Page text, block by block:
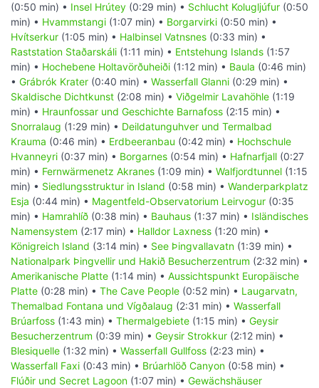
(0:50 min) • Insel Hrútey (0:29 min) • Schlucht Kolugljúfur (0:50
min) • Hvammstangi (1:07 min) • Borgarvirki (0:50 min) •
Hvítserkur (1:05 min) • Halbinsel Vatnsnes (0:33 min) •
Raststation Staðarskáli (1:11 min) • Entstehung Islands (1:57
min) • Hochebene Holtavörðuheiði (1:12 min) • Baula (0:46 min)
• Grábrók Krater (0:40 min) • Wasserfall Glanni (0:29 min) •
Skaldische Dichtkunst (2:08 min) • Viðgelmir Lavahöhle (1:19
min) • Hraunfossar und Geschichte Barnafoss (2:15 min) •
Snorralaug (1:29 min) • Deildatunguhver und Termalbad
Krauma (0:46 min) • Erdbeeranbau (0:42 min) • Hochschule
Hvanneyri (0:37 min) • Borgarnes (0:54 min) • Hafnarfjall (0:27
min) • Fernwärmenetz Akranes (1:09 min) • Walfjordtunnel (1:15
min) • Siedlungsstruktur in Island (0:58 min) • Wanderparkplatz
Esja (0:44 min) • Magentfeld-Observatorium Leirvogur (0:35
min) • Hamrahlíð (0:38 min) • Bauhaus (1:37 min) • Isländisches
Namensystem (2:17 min) • Halldor Laxness (1:20 min) •
Königreich Island (3:14 min) • See Þingvallavatn (1:39 min) •
Nationalpark Þingvellir und Hakið Besucherzentrum (2:32 min) •
Amerikanische Platte (1:14 min) • Aussichtspunkt Europäische
Platte (0:28 min) • The Cave People (0:52 min) • Laugarvatn,
Themalbad Fontana und Vígðalaug (2:31 min) • Wasserfall
Brúarfoss (1:43 min) • Thermalgebiete (1:15 min) • Geysir
Besucherzentrum (0:39 min) • Geysir Strokkur (2:12 min) •
Blesiquelle (1:32 min) • Wasserfall Gullfoss (2:23 min) •
Wasserfall Faxi (0:43 min) • Brúarhlöð Canyon (0:58 min) •
Flúðir und Secret Lagoon (1:07 min) • Gewächshäuser